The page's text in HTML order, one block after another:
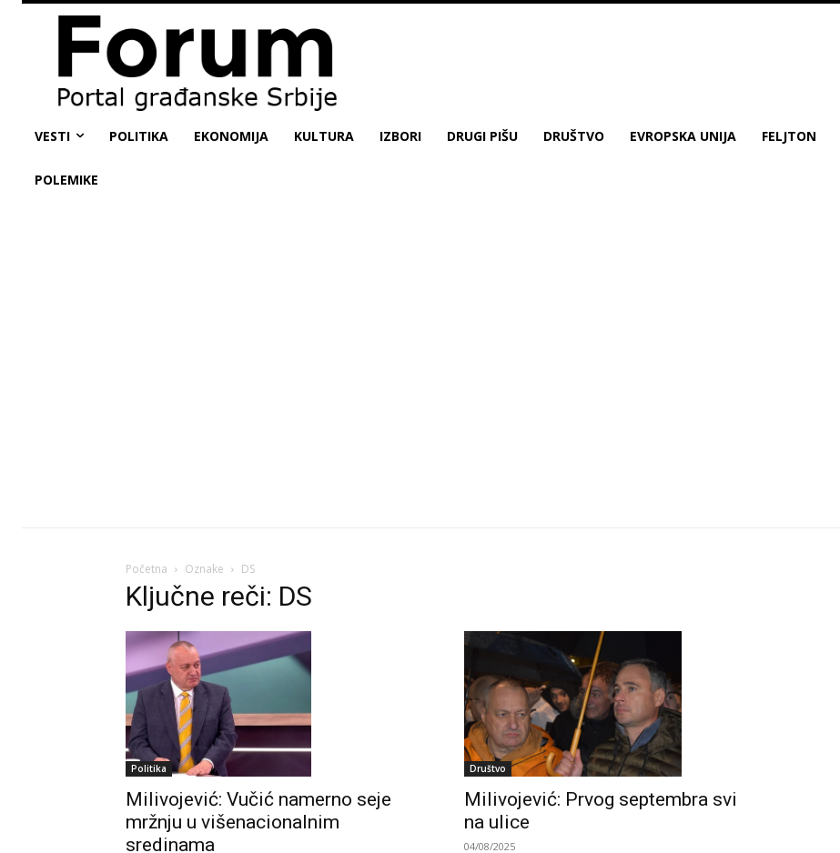
VESTI POLITIKA EKONOMIJA KULTURA IZBORI DRUGI PIŠU DRUŠTVO EVROPSKA UNIJA FELJTON
POLEMIKE
Početna Oznake DS
Ključne reči: DS
Politika
Milivojević: Vučić namerno seje
mržnju u višenacionalnim
sredinama
Društvo
Milivojević: Prvog septembra svi
na ulice
04/08/2025